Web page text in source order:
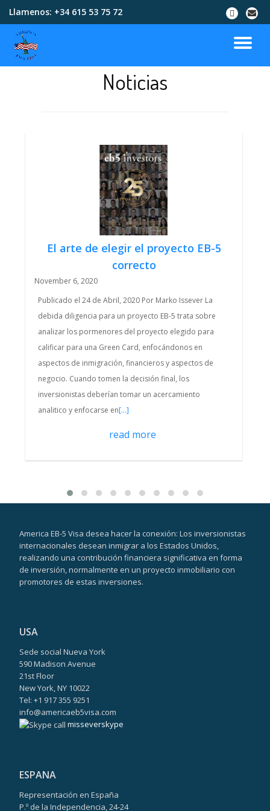
content
Llamenos: +34 615 53 75 72
Noticias
El arte de elegir el proyecto EB-5
correcto
November 6, 2020
Publicado el 24 de Abril, 2020 Por Marko Issever La
debida diligencia para un proyecto EB-5 trata sobre
analizar los pormenores del proyecto elegido para
calificar para una Green Card, enfocándonos en
aspectos de inmigración, financieros y aspectos de
negocio. Cuando tomen la decisión final, los
inversionistas deberían tomar un acercamiento
analitico y enfocarse en[...]
read more
America EB-5 Visa desea hacer la conexión: Los inversionistas
internacionales desean inmigrar a los Estados Unidos,
realizando una contribución financiera significativa en forma
de inversión, normalmente en un proyecto inmobiliario con
promotores de estas inversiones.
USA
Sede social Nueva York
590 Madison Avenue
21st Floor
New York, NY 10022
Tel: +1 917 355 9251
info@americaeb5visa.com
misseverskype
ESPANA
Representación en España
P.º de la Independencia, 24-24